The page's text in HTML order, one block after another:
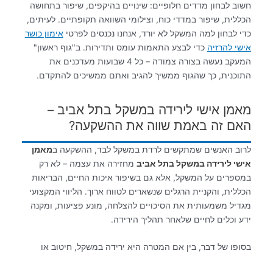
חשוב לבחון מדדים חלופיים: שינויים בהיקפים, שיפור בתחושה
הכללית, שיפור במדדי כוח, וצילומי השוואה תקופתיים. לעיתים,
כדי לבחון למה המשקל לא יורד, אנחנו נכנסים לפרטיאימון כושר
אישי להרזיה כדי לבצע התאמות עומס ותדירות. ב"גוף ראשון"
המעקב נעשה בצורה צמודה – כל 4 שבועות מעדכנים את
התוכנית, כך שהגוף ממשיך להגיב ואתם ממשיכים להתקדם.
מאמן אישי לירידה במשקל בתל אביב –
האם זה באמת שווה את ההשקעה?
לרוב האנשים שמתקשים לרדת במשקל לבד, ההשקעה במאמן
אישי לירידה במשקל בתל אביב מחזירה את עצמה – לא רק
במספרים על המשקל, אלא גם בשיפור איכות החיים, הבריאות
הכללית, והקניית הרגלים שנשארים לטווח ארוך. הליווי המקצועי
מגדיל משמעותית את הסיכויים להצלחה, מונע פציעות, ומקנה
ידע וכלים לחיים שלאחר תהליך הירידה.
בסופו של דבר, בין אם המטרה היא ירידה במשקל, חיטוב או